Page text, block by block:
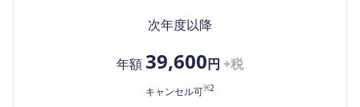
次年度以降
年額 39,600円 +税
キャンセル可※2